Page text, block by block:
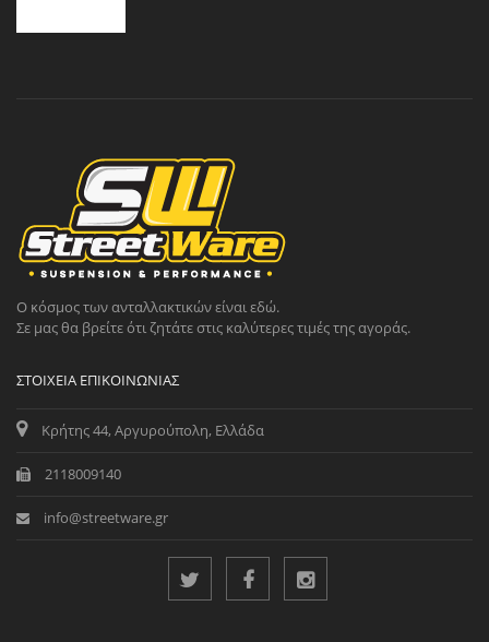
Ο κόσμος των ανταλλακτικών είναι εδώ.
Σε μας θα βρείτε ότι ζητάτε στις καλύτερες τιμές της αγοράς.
ΣΤΟΙΧΕΊΑ ΕΠΙΚΟΙΝΩΝΊΑΣ
Κρήτης 44, Αργυρούπολη, Ελλάδα
2118009140
info@streetware.gr